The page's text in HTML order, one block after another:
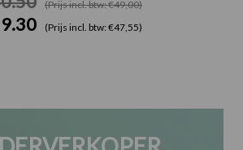
(Prijs incl. btw: €49,00)
(Prijs incl. btw: €47,55)